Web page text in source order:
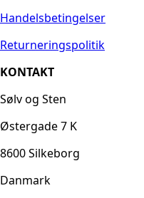
Handelsbetingelser
Returneringspolitik
KONTAKT
Sølv og Sten
Østergade 7 K
8600 Silkeborg
Danmark